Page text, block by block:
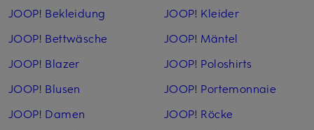
JOOP! Bekleidung
JOOP! Bettwäsche
JOOP! Blazer
JOOP! Blusen
JOOP! Damen
JOOP! Kleider
JOOP! Mäntel
JOOP! Poloshirts
JOOP! Portemonnaie
JOOP! Röcke